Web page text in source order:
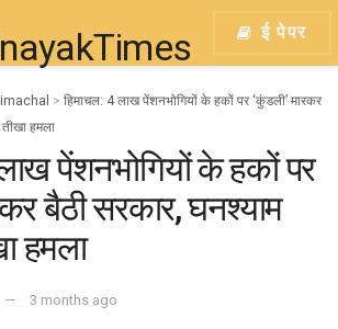
ई पेपर
> हिमाचल: 4 लाख पेंशनभोगियों के हकों पर ‘कुंडली’ मारकर
हमला
पेंशनभोगियों के हकों पर
बैठी सरकार, घनश्याम
हमला
3 months ago